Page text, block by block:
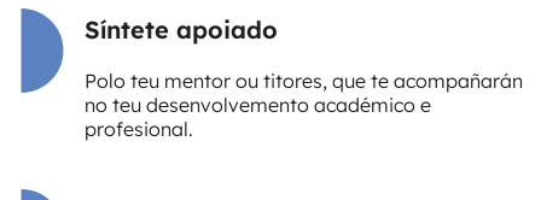
Síntete apoiado
Polo teu mentor ou titores, que te acompañarán
no teu desenvolvemento académico e
profesional.